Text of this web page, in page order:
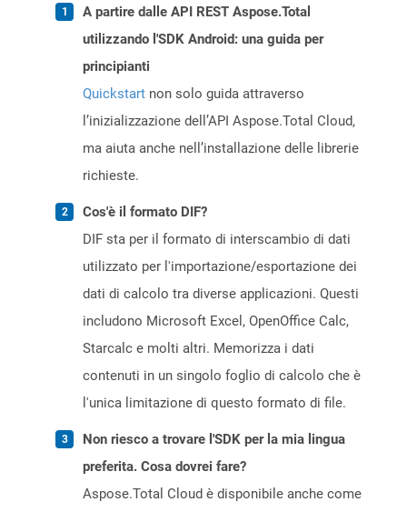
A partire dalle API REST Aspose.Total
utilizzando l'SDK Android: una guida per
principianti
Quickstart non solo guida attraverso
l’inizializzazione dell’API Aspose.Total Cloud,
ma aiuta anche nell’installazione delle librerie
richieste.
Cos'è il formato DIF?
DIF sta per il formato di interscambio di dati
utilizzato per l'importazione/esportazione dei
dati di calcolo tra diverse applicazioni. Questi
includono Microsoft Excel, OpenOffice Calc,
Starcalc e molti altri. Memorizza i dati
contenuti in un singolo foglio di calcolo che è
l'unica limitazione di questo formato di file.
Non riesco a trovare l'SDK per la mia lingua
preferita. Cosa dovrei fare?
Aspose.Total Cloud è disponibile anche come